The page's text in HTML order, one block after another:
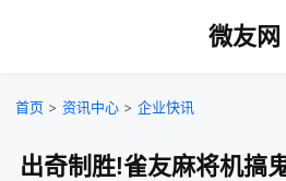
微友网
首页 > 资讯中心 > 企业快讯
出奇制胜!雀友麻将机搞